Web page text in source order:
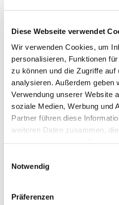
Diese Webseite verwendet
Wir verwenden Cookies, um
personalisieren, Funktionen
zu können und die Zugriffe auf
analysieren. Außerdem geben
Verwendung unserer Website
soziale Medien, Werbung und
Partner führen diese
weiteren Daten zusammen,
Notwendig
Präferenzen
Freitag, 12.